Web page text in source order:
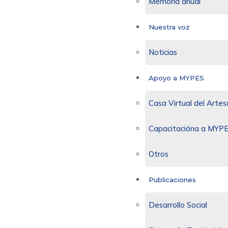
Nuestra voz
Noticias
Apoyo a MYPES
Casa Virtual del
Capacitacióna a
Otros
Publicaciones
Desarrollo Social